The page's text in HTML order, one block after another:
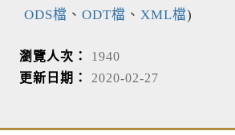
ODS檔 、 ODT檔 、 XML檔)
瀏覽人次： 1940
更新日期： 2020-02-27